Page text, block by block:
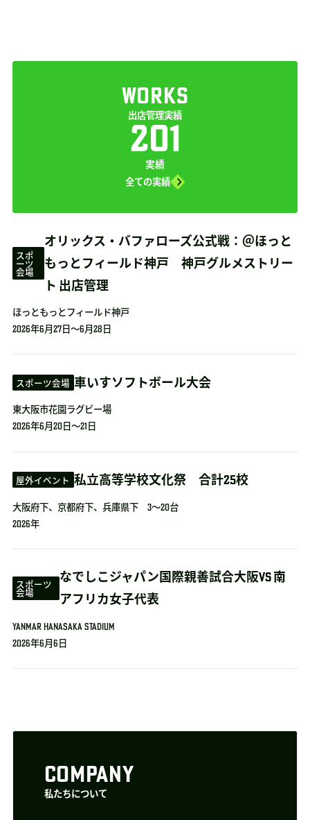
WORKS
出店管理実績
201
実績
全ての実績
スポ
ーツ
会場
オリックス・バファローズ公式戦：＠ほっと
もっとフィールド神戸 神戸グルメストリー
ト 出店管理
ほっともっとフィールド神戸
2026年6月27日～6月28日
スポーツ会場 車いすソフトボール大会
東大阪市花園ラグビー場
2026年6月20日～21日
屋外イベント 私立高等学校文化祭 合計25校
大阪府下、京都府下、兵庫県下 3～20台
2026年
スポーツ
会場
なでしこジャパン国際親善試合大阪VS 南
アフリカ女子代表
YANMAR HANASAKA STADIUM
2026年6月6日
COMPANY
私たちについて